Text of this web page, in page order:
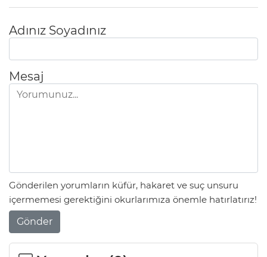
Adınız Soyadınız
Mesaj
Gönderilen yorumların küfür, hakaret ve suç unsuru
içermemesi gerektiğini okurlarımıza önemle hatırlatırız!
Gönder